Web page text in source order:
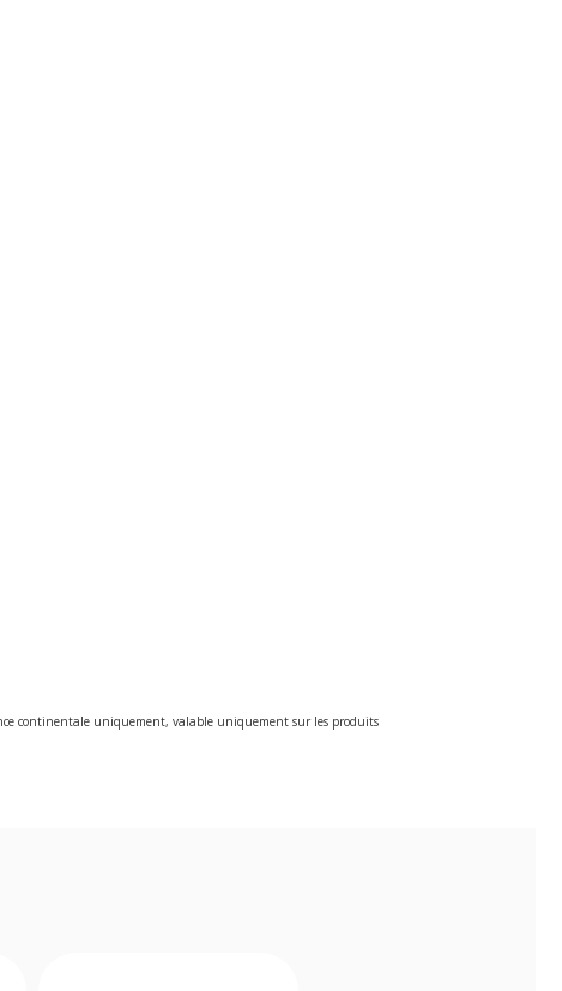
continentale uniquement, valable uniquement sur les produits